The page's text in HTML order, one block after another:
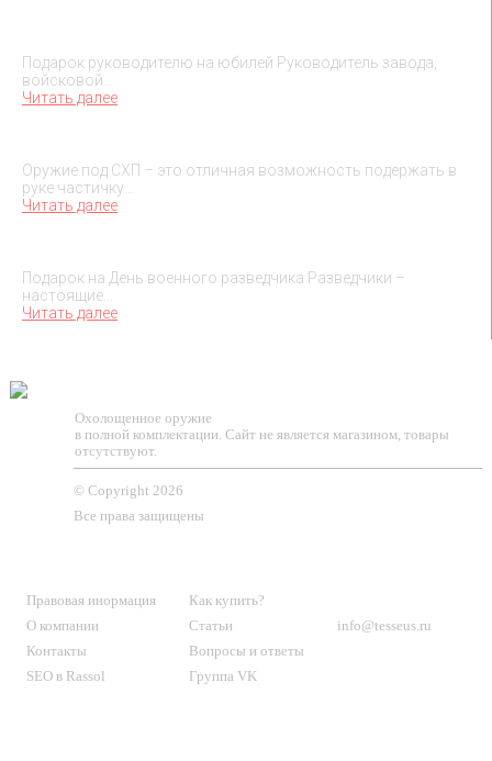
Подарок руководителю на юбилей Руководитель завода,
войсковой…
Читать далее
Оружие под СХП – это отличная возможность подержать в
руке частичку…
Читать далее
Подарок на День военного разведчика Разведчики –
настоящие…
Читать далее
Охолощенное оружие
в полной комплектации. Сайт не является магазином, товары
отсутствуют.
© Copyright 2026
Все права защищены
Правовая инормация
О компании
Контакты
SEO в Rassol
Как купить?
Статьи
Вопросы и ответы
Группа VK
info@tesseus.ru